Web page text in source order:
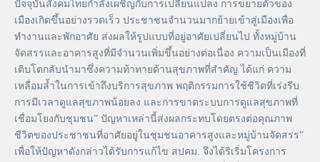
ปัจจุบันสังคมไทยกำลังเผชิญกับการเปลี่ยนแปลง การขยายตัวของ
เมืองเกิดขึ้นอย่างรวดเร็ว ประชาชนจำนวนมากย้ายเข้าสู่เมืองเพื่อ
ทำงานและพักอาศัย ส่งผลให้รูปแบบที่อยู่อาศัยเปลี่ยนไป ทั้งหมู่บ้าน
จัดสรรและอาคารสูงที่มีจำนวนเพิ่มขึ้นอย่างต่อเนื่อง ความเป็นเมืองที่
เติบโตกลับนำมาซึ่งความท้าทายด้านสุขภาพที่สำคัญ ได้แก่ ความ
เหลื่อมล้ำในการเข้าถึงบริการสุขภาพ พฤติกรรมการใช้ชีวิตที่เร่งรีบ
การมีเวลาดูแลสุขภาพน้อยลง และการขาดระบบการดูแลสุขภาพที่
เชื่อมโยงกับชุมชน” ปัญหาเหล่านี้ส่งผลกระทบโดยตรงต่อคุณภาพ
ชีวิตของประชาชนที่อาศัยอยู่ในชุมชนอาคารสูงและหมู่บ้านจัดสรร”
เพื่อให้ปัญหาดังกล่าวได้รับการแก้ไข สปคม. จึงได้ริเริ่มโครงการ